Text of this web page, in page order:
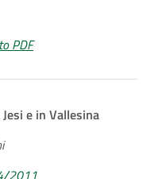
PDF
e in Vallesina
2011